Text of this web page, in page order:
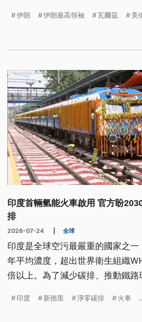
疑慮，對此美國總統川普（
表示美軍手上仍握有展開這場戰
伊朗 伊朗最高領袖 瓦爾茲 美
印度首輛氫能火車啟用 官方盼
排
2026-07-24 全球
印度是全球空污最嚴重的國家之
年平均濃度，超出世界衛生組織
倍以上。為了減少碳排、推動鐵路
然這條路線還不到100公里，但卻
印度 新德里 淨零碳排 火車